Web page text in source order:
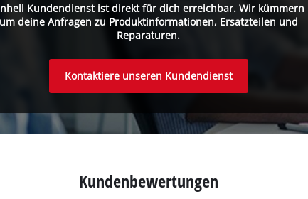
Kundendienst ist direkt für dich erreichbar. Wir kümmern
um deine Anfragen zu Produktinformationen, Ersatzteilen und
Reparaturen.
Kontaktiere unseren Kundendienst
Kundenbewertungen